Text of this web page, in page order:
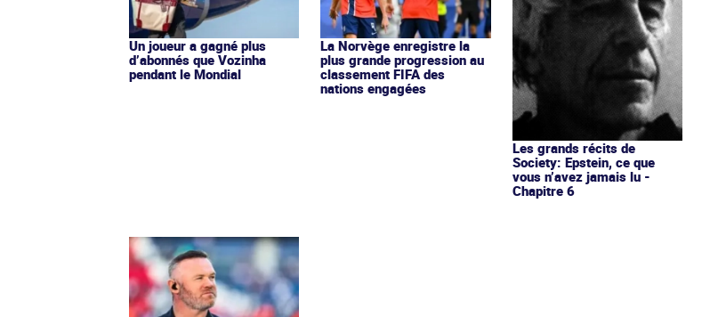
Un joueur a gagné plus
d’abonnés que Vozinha
pendant le Mondial
La Norvège enregistre la
plus grande progression au
classement FIFA des
nations engagées
Les grands récits de
Society: Epstein, ce que
vous n’avez jamais lu -
Chapitre 6